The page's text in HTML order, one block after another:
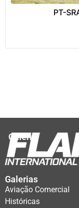
PT-
Galeria
Galerias
Aviação Comercial
Históricas